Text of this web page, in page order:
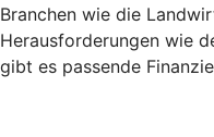
Branchen wie die
Herausforderungen wie
gibt es passende